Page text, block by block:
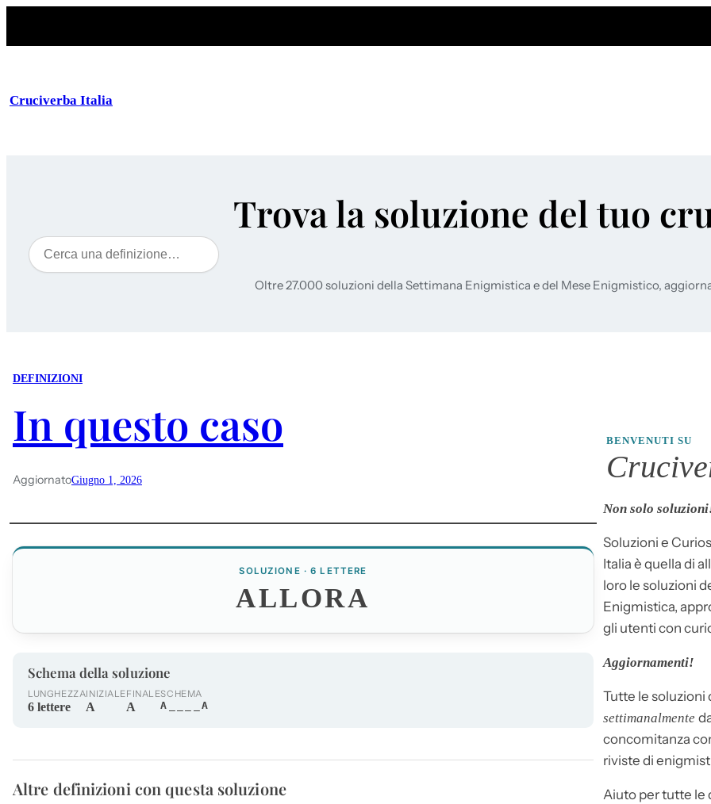
Cruciverba Italia
Trova la soluzione del tuo
Cerca
Oltre 27.000 soluzioni della Settimana Enigmistica e del Mese Enigmistico,
DEFINIZIONI
In questo caso
AggiornatoGiugno 1, 2026
SOLUZIONE · 6 LETTERE
ALLORA
Schema della soluzione
LUNGHEZZA
6 lettere
INIZIALE
A
FINALE
A
SCHEMA
A____A
Altre definizioni con questa soluzione
BENVENUTI SU
Non solo
Soluzioni e
Italia è quella di
loro le soluzioni
Enigmistica,
gli utenti con
Aggiornamenti!
Tutte le soluzioni
settimanalmente
concomitanza
riviste di
Aiuto per tutte le